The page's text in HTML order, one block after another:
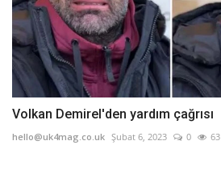
Volkan Demirel'den yardım çağrısı
hello@uk4mag.co.uk Şubat 6, 2023 0 63